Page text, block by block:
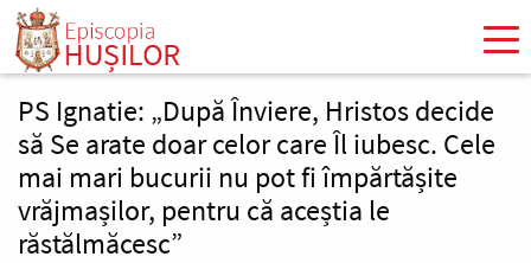
Mergi
conţinutul
principal
PS Ignatie: „După Înviere, Hristos decide
să Se arate doar celor care Îl iubesc. Cele
mai mari bucurii nu pot fi împărtășite
vrăjmașilor, pentru că aceștia le
răstălmăcesc”